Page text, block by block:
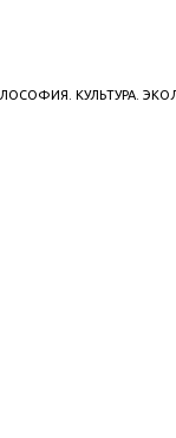
КУЛЬТУРА.